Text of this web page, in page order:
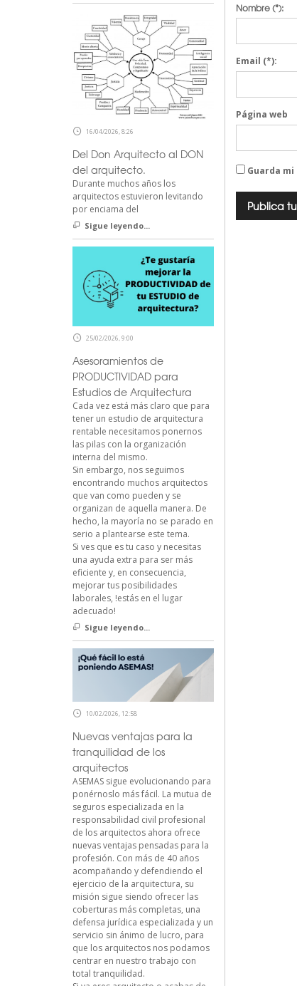
Nombre(*):
Email (*):
Página web
Guarda
16/04/2026, 8:26
Del Don Arquitecto al DON
del arquitecto.
Durante muchos años los
arquitectos estuvieron levitando
por enciama del
Sigue leyendo...
25/02/2026, 9:00
Asesoramientos de
PRODUCTIVIDAD para
Estudios de Arquitectura
Cada vez está más claro que para
tener un estudio de arquitectura
rentable necesitamos ponernos
las pilas con la organización
interna del mismo.
Sin embargo, nos seguimos
encontrando muchos arquitectos
que van como pueden y se
organizan de aquella manera. De
hecho, la mayoría no se parado en
serio a plantearse este tema.
Si ves que es tu caso y necesitas
una ayuda extra para ser más
eficiente y, en consecuencia,
mejorar tus posibilidades
laborales, !estás en el lugar
adecuado!
Sigue leyendo...
10/02/2026, 12:58
Nuevas ventajas para la
tranquilidad de los
arquitectos
ASEMAS sigue evolucionando para
ponérnoslo más fácil. La mutua de
seguros especializada en la
responsabilidad civil profesional
de los arquitectos ahora ofrece
nuevas ventajas pensadas para la
profesión. Con más de 40 años
acompañando y defendiendo el
ejercicio de la arquitectura, su
misión sigue siendo ofrecer las
coberturas más completas, una
defensa jurídica especializada y un
servicio sin ánimo de lucro, para
que los arquitectos nos podamos
centrar en nuestro trabajo con
total tranquilidad.